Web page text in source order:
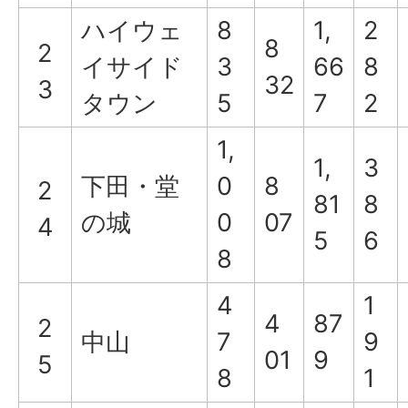
2
3
ハイウェ
イサイド
タウン
8
3
5
8
32
1,
66
7
2
8
2
2
4
下田・堂
の城
1,
0
0
8
8
07
1,
81
5
3
8
6
2
5
中山
4
7
8
4
01
87
9
1
9
1